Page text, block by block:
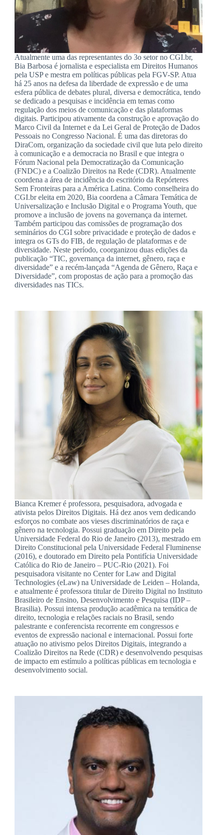
Atualmente uma das representantes do 3o setor no CGI.br,
Bia Barbosa é jornalista e especialista em Direitos Humanos
pela USP e mestra em políticas públicas pela FGV-SP. Atua
há 25 anos na defesa da liberdade de expressão e de uma
esfera pública de debates plural, diversa e democrática, tendo
se dedicado a pesquisas e incidência em temas como
regulação dos meios de comunicação e das plataformas
digitais. Participou ativamente da construção e aprovação do
Marco Civil da Internet e da Lei Geral de Proteção de Dados
Pessoais no Congresso Nacional. É uma das diretoras do
DiraCom, organização da sociedade civil que luta pelo direito
à comunicação e a democracia no Brasil e que integra o
Fórum Nacional pela Democratização da Comunicação
(FNDC) e a Coalizão Direitos na Rede (CDR). Atualmente
coordena a área de incidência do escritório da Repórteres
Sem Fronteiras para a América Latina. Como conselheira do
CGI.br eleita em 2020, Bia coordena a Câmara Temática de
Universalização e Inclusão Digital e o Programa Youth, que
promove a inclusão de jovens na governança da internet.
Também participou das comissões de programação dos
seminários do CGI sobre privacidade e proteção de dados e
integra os GTs do FIB, de regulação de plataformas e de
diversidade. Neste período, coorganizou duas edições da
publicação “TIC, governança da internet, gênero, raça e
diversidade” e a recém-lançada “Agenda de Gênero, Raça e
Diversidade”, com propostas de ação para a promoção das
diversidades nas TICs.
Bianca Kremer é professora, pesquisadora, advogada e
ativista pelos Direitos Digitais. Há dez anos vem dedicando
esforços no combate aos vieses discriminatórios de raça e
gênero na tecnologia. Possui graduação em Direito pela
Universidade Federal do Rio de Janeiro (2013), mestrado em
Direito Constitucional pela Universidade Federal Fluminense
(2016), e doutorado em Direito pela Pontifícia Universidade
Católica do Rio de Janeiro – PUC-Rio (2021). Foi
pesquisadora visitante no Center for Law and Digital
Technologies (eLaw) na Universidade de Leiden – Holanda,
e atualmente é professora titular de Direito Digital no Instituto
Brasileiro de Ensino, Desenvolvimento e Pesquisa (IDP –
Brasilia). Possui intensa produção acadêmica na temática de
direito, tecnologia e relações raciais no Brasil, sendo
palestrante e conferencista recorrente em congressos e
eventos de expressão nacional e internacional. Possui forte
atuação no ativismo pelos Direitos Digitais, integrando a
Coalizão Direitos na Rede (CDR) e desenvolvendo pesquisas
de impacto em estímulo a políticas públicas em tecnologia e
desenvolvimento social.